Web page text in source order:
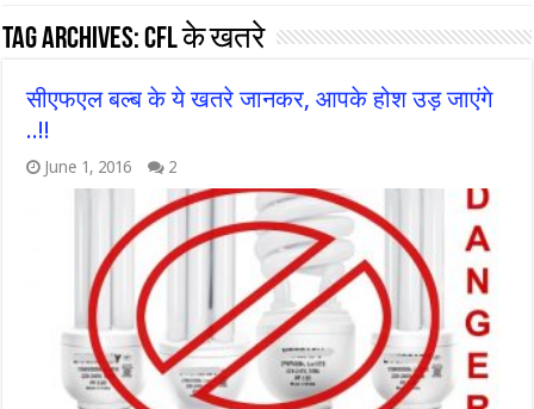
Tag Archives:cfl के खतरे
सीएफएल बल्ब के ये खतरे जानकर, आपके होश उड़ जाएंगे
..!!
June 1, 2016 2